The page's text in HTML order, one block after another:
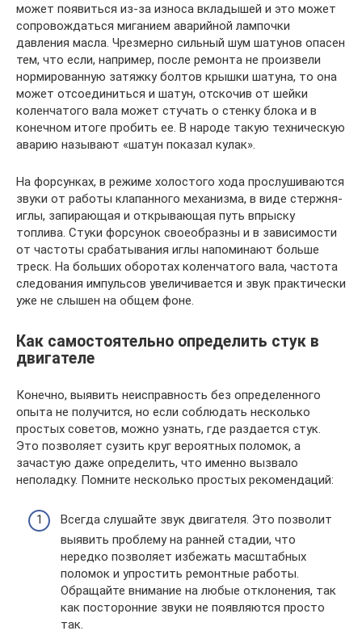
может появиться из-за износа вкладышей и это может
сопровождаться миганием аварийной лампочки
давления масла. Чрезмерно сильный шум шатунов опасен
тем, что если, например, после ремонта не произвели
нормированную затяжку болтов крышки шатуна, то она
может отсоединиться и шатун, отскочив от шейки
коленчатого вала может стучать о стенку блока и в
конечном итоге пробить ее. В народе такую техническую
аварию называют «шатун показал кулак».
На форсунках, в режиме холостого хода прослушиваются
звуки от работы клапанного механизма, в виде стержня-
иглы, запирающая и открывающая путь впрыску
топлива. Стуки форсунок своеобразны и в зависимости
от частоты срабатывания иглы напоминают больше
треск. На больших оборотах коленчатого вала, частота
следования импульсов увеличивается и звук практически
уже не слышен на общем фоне.
Как самостоятельно определить стук в
двигателе
Конечно, выявить неисправность без определенного
опыта не получится, но если соблюдать несколько
простых советов, можно узнать, где раздается стук.
Это позволяет сузить круг вероятных поломок, а
зачастую даже определить, что именно вызвало
неполадку. Помните несколько простых рекомендаций:
Всегда слушайте звук двигателя. Это позволит
выявить проблему на ранней стадии, что
нередко позволяет избежать масштабных
поломок и упростить ремонтные работы.
Обращайте внимание на любые отклонения, так
как посторонние звуки не появляются просто
так.